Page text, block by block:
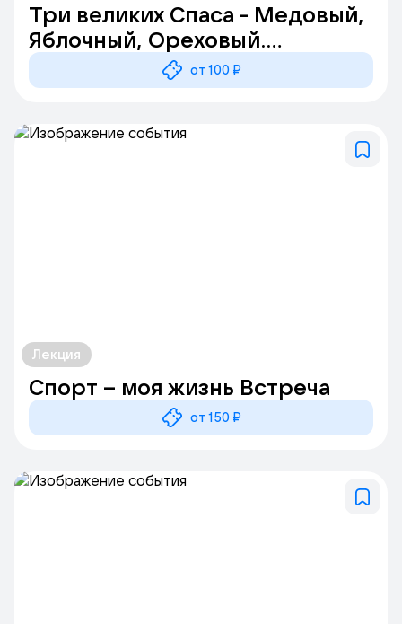
Три великих Спаса - Медовый,
Яблочный, Ореховый.
Познавательное мероприятие
от 100 ₽
Лекция
Спорт – моя жизнь Встреча
от 150 ₽